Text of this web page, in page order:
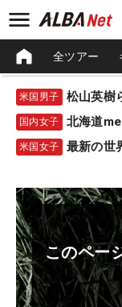
全ツアー
米国男子
国内女子 北海道
米国女子 最新の世
このペー